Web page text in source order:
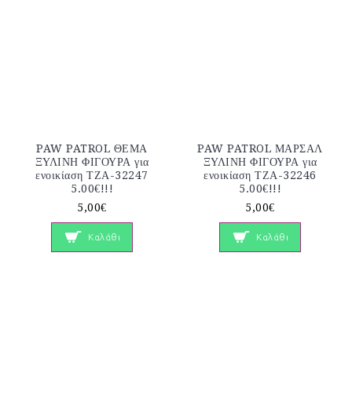
PAW PATROL ΘΕΜΑ
ΞΥΛΙΝΗ ΦΙΓΟΥΡΑ για
ενοικίαση ΤΖΑ-32247
5.00€!!!
5,00€
Καλάθι
PAW PATROL ΜΑΡΣΑΛ
ΞΥΛΙΝΗ ΦΙΓΟΥΡΑ για
ενοικίαση ΤΖΑ-32246
5.00€!!!
5,00€
Καλάθι